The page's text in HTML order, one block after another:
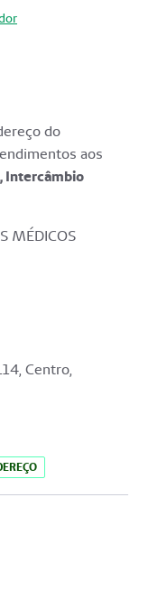
do
aos
Intercâmbio
MÉDICOS
Centro,